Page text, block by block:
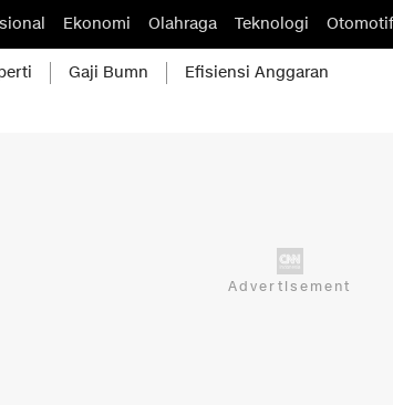
Ekonomi Olahraga Teknologi Otomotif
Gaji Bumn Efisiensi Anggaran